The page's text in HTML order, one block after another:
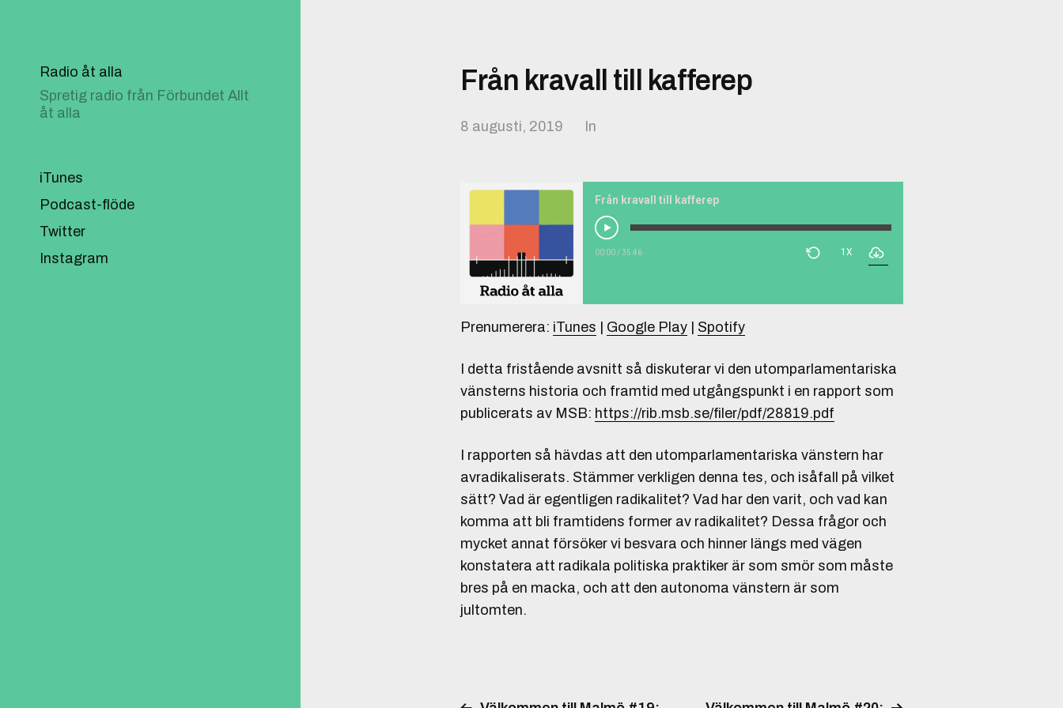
Radio åt alla
Spretig radio från Förbundet Allt
åt alla
iTunes
Podcast-flöde
Twitter
Instagram
Från kravall till kafferep
8 augusti, 2019 In
Från kravall till kafferep
00:00/35:46 1X
Prenumerera: iTunes Google Play Spotify
I detta fristående avsnitt så diskuterar vi den utomparlamentariska
vänsterns historia och framtid med utgångspunkt i en rapport som
publicerats av MSB: https://rib.msb.se/filer/pdf/28819.pdf
I rapporten så hävdas att den utomparlamentariska vänstern har
avradikaliserats. Stämmer verkligen denna tes, och isåfall på vilket
sätt? Vad är egentligen radikalitet? Vad har den varit, och vad kan
komma att bli framtidens former av radikalitet? Dessa frågor och
mycket annat försöker vi besvara och hinner längs med vägen
konstatera att radikala politiska praktiker är som smör som måste
bres på en macka, och att den autonoma vänstern är som
jultomten.